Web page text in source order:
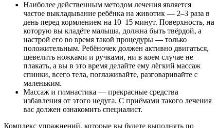
Наиболее действенным методом лечения является
частое выкладывание ребёнка на животик — 2–3 раза в
день перед кормлением на 10–15 минут. Поверхность, на
которую вы кладёте малыша, должна быть твёрдой, а
настрой его во время такой процедуры — только
положительным. Ребёночек должен активно двигаться,
шевелить ножками и ручками, ни в коем случае не
плакать, а вы в это время делайте ему лёгкий массаж
спинки, всего тела, поглаживайте, разговаривайте с
маленьким.
Массаж и гимнастика — прекрасные средства
избавления от этого недуга. С приёмами такого лечения
вас должен ознакомить специалист.
Комплекс упражнений, которые вы будете выполнять по